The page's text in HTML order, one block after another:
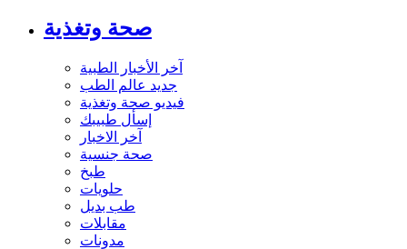
صحة وتغذية
آخر الأخبار الطبية
جديد عالم الطب
فيديو صحة وتغذية
إسأل طبيبك
آخر الاخبار
صحة جنسية
طبخ
حلويات
طب بديل
مقابلات
مدونات